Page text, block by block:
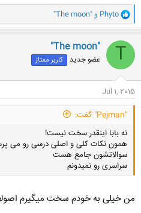
و
ا
ک
ن
ش
ا
Phyto و"The moon"
T
"The moon"
عضو جدید کاربر ممتاز
Jul 1, 2015
"Pejman" گفت:
نه بابا اینقدر سخت نیست!
همون نکات کلی و اصلی درسی رو می
سوالاتشون جامع هست
سراسری رو نمیدونم
من خیلی به خودم سخت میگیرم